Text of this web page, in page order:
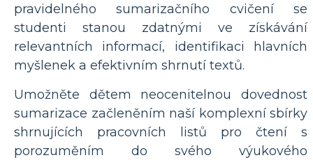
pravidelného sumarizačního cvičení se
studenti stanou zdatnými ve získávání
relevantních informací, identifikaci hlavních
myšlenek a efektivním shrnutí textů.
Umožněte dětem neocenitelnou dovednost
sumarizace začleněním naší komplexní sbírky
shrnujících pracovních listů pro čtení s
porozuměním do svého výukového